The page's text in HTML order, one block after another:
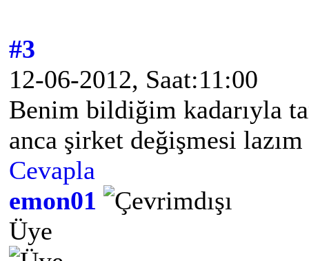
#3
12-06-2012, Saat:11:00
Benim bildiğim kadarıyla
anca şirket değişmesi lazım
Cevapla
emon01
Üye